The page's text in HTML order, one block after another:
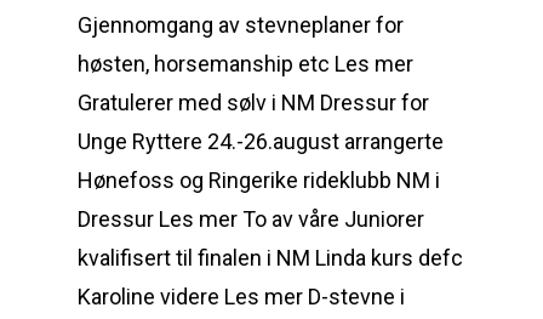
Gjennomgang av stevneplaner for
høsten, horsemanship etc Les mer
Gratulerer med sølv i NM Dressur for
Unge Ryttere 24.-26.august arrangerte
Hønefoss og Ringerike rideklubb NM i
Dressur Les mer To av våre Juniorer
kvalifisert til finalen i NM Linda kurs defc
Karoline videre Les mer D-stevne i